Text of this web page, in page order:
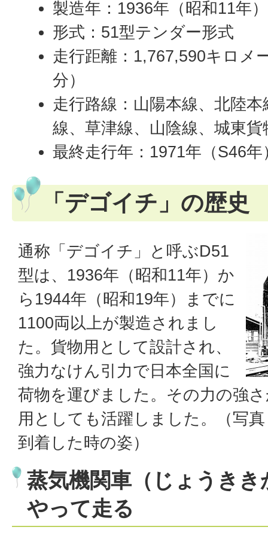
製造年：1936年（昭和11年）
形式：51型テンダー形式
走行距離：1,767,590キロメ
分）
走行路線：山陽本線、北陸
線、草津線、山陰線、城東
最終走行年：1971年（S46年
「デゴイチ」の歴史
通称「デゴイチ」と呼ぶD51
型は、1936年（昭和11年）か
ら1944年（昭和19年）までに
1100両以上が製造されまし
た。貨物用として設計され、
強力なけん引力で日本全国に
荷物を運びました。その力の強
用としても活躍しました。（写
到着した時の姿）
蒸気機関車（じょうき
やって走る